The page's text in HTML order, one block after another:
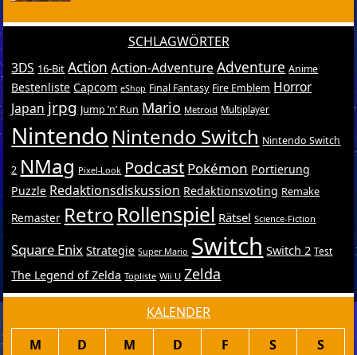
SCHLAGWÖRTER
3DS 16-Bit Action Action-Adventure Adventure Anime
Bestenliste Capcom eShop Final Fantasy Fire Emblem Horror
Japan jrpg Jump ’n’ Run Mario Metroid Multiplayer
Nintendo Nintendo Switch Nintendo Switch
2 NMag Pixel-Look Podcast Pokémon Portierung
Puzzle Redaktionsdiskussion Redaktionsvoting Remake
Remaster RetroRollenspiel Rätsel Science-Fiction
Square Enix Strategie Super Mario Switch Switch 2 Test
The Legend of Zelda Topliste Wii U Zelda
KALENDER
M D M D F S
S